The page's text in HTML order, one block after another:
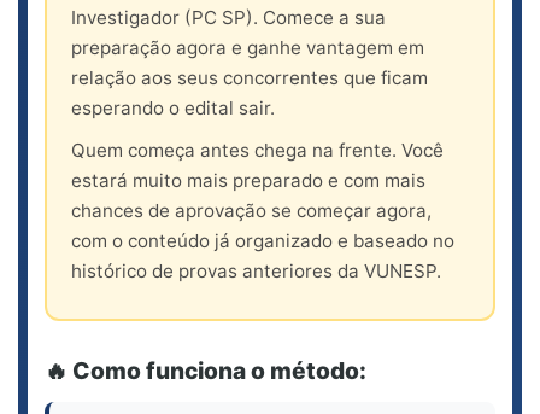
Investigador (PC SP). Comece a sua
preparação agora e ganhe vantagem em
relação aos seus concorrentes que ficam
esperando o edital sair.
Quem começa antes chega na frente. Você
estará muito mais preparado e com mais
chances de aprovação se começar agora,
com o conteúdo já organizado e baseado no
histórico de provas anteriores da VUNESP.
🔥 Como funciona o método: